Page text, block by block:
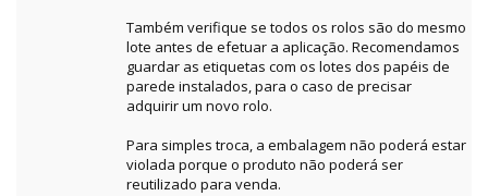
Também verifique se todos os rolos são do mesmo
lote antes de efetuar a aplicação. Recomendamos
guardar as etiquetas com os lotes dos papéis de
parede instalados, para o caso de precisar
adquirir um novo rolo.
Para simples troca, a embalagem não poderá estar
violada porque o produto não poderá ser
reutilizado para venda.